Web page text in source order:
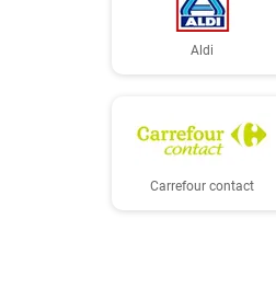
Aldi
Carrefour contact